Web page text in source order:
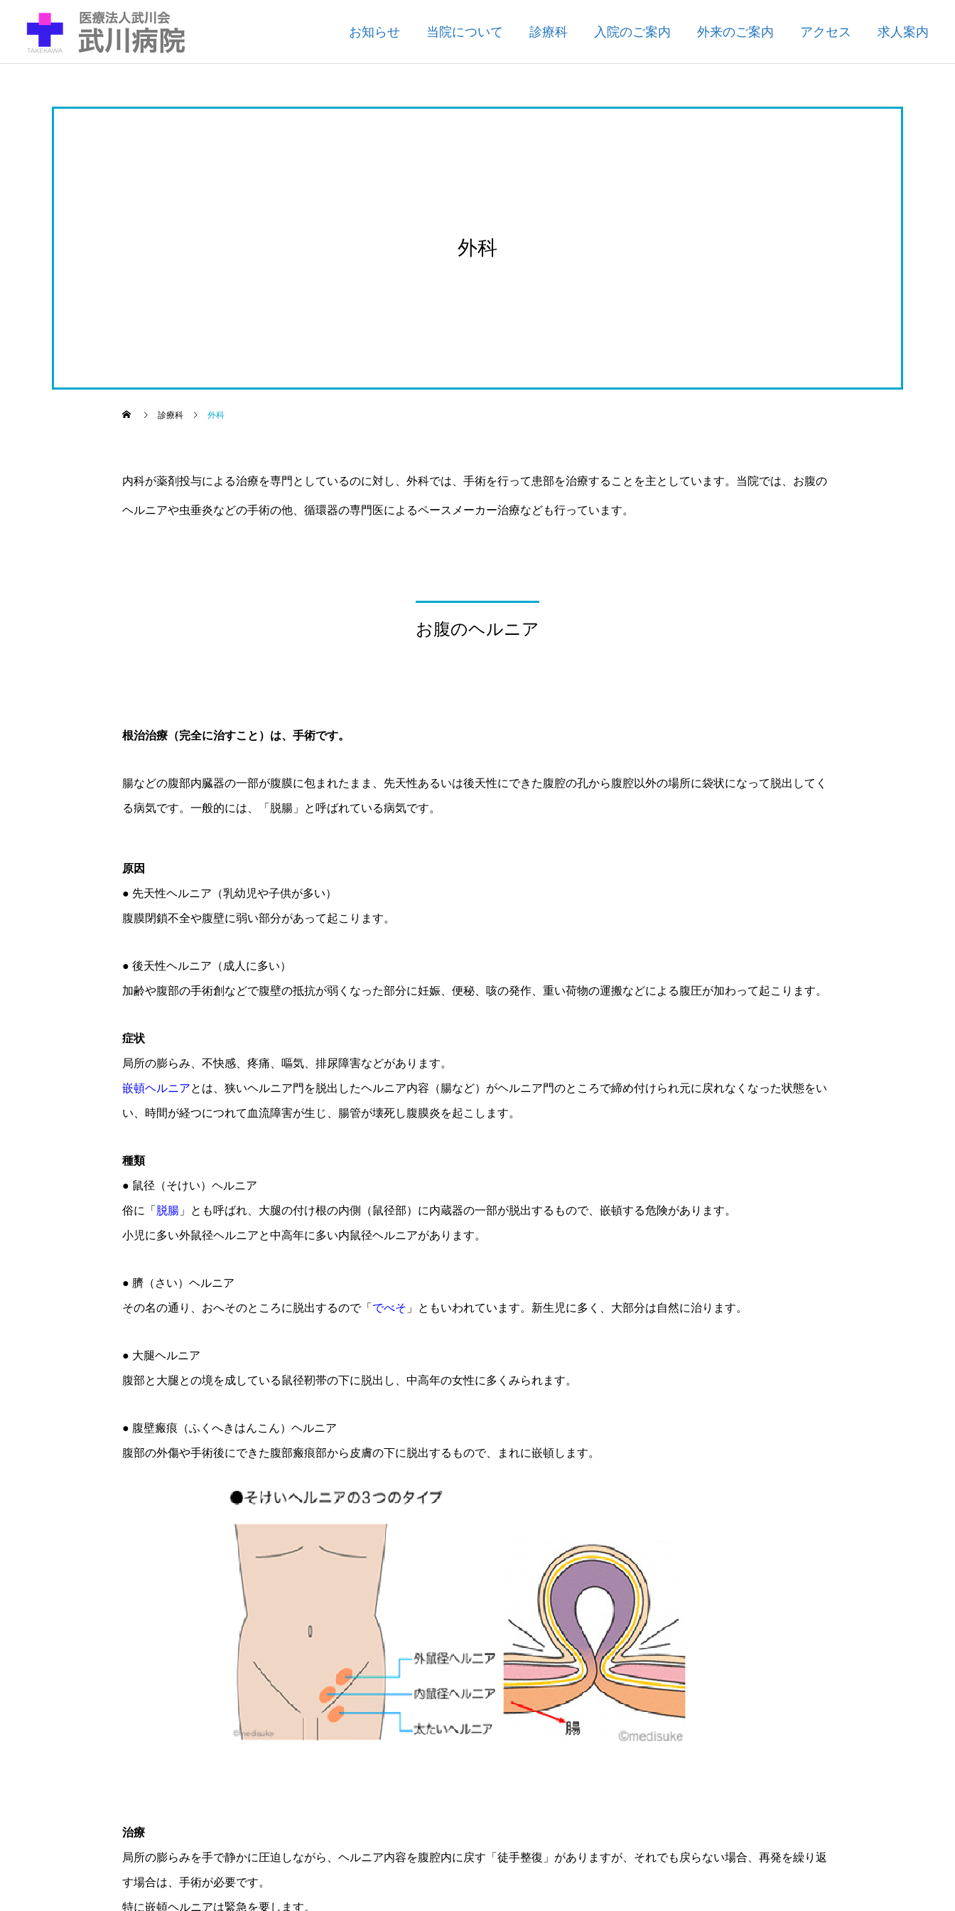
お知らせ 当院について 診療科 入院のご案内 外来のご案内 アクセス 求人案内
外科
診療科 外科
内科が薬剤投与による治療を専門としているのに対し、外科では、手術を行って患部を治療することを主としています。当院では、お腹の
ヘルニアや虫垂炎などの手術の他、循環器の専門医によるペースメーカー治療なども行っています。
お腹のヘルニア
根治治療（完全に治すこと）は、手術です。
腸などの腹部内臓器の一部が腹膜に包まれたまま、先天性あるいは後天性にできた腹腔の孔から腹腔以外の場所に袋状になって脱出してく
る病気です。一般的には、「脱腸」と呼ばれている病気です。
原因
● 先天性ヘルニア（乳幼児や子供が多い）
腹膜閉鎖不全や腹壁に弱い部分があって起こります。
● 後天性ヘルニア（成人に多い）
加齢や腹部の手術創などで腹壁の抵抗が弱くなった部分に妊娠、便秘、咳の発作、重い荷物の運搬などによる腹圧が加わって起こります。
症状
局所の膨らみ、不快感、疼痛、嘔気、排尿障害などがあります。
嵌頓ヘルニアとは、狭いヘルニア門を脱出したヘルニア内容（腸など）がヘルニア門のところで締め付けられ元に戻れなくなった状態をい
い、時間が経つにつれて血流障害が生じ、腸管が壊死し腹膜炎を起こします。
種類
● 鼠径（そけい）ヘルニア
俗に「 脱腸 」とも呼ばれ、大腿の付け根の内側（鼠径部）に内蔵器の一部が脱出するもので、嵌頓する危険があります。
小児に多い外鼠径ヘルニアと中高年に多い内鼠径ヘルニアがあります。
● 臍（さい）ヘルニア
その名の通り、おへそのところに脱出するので「 でべそ 」ともいわれています。新生児に多く、大部分は自然に治ります。
● 大腿ヘルニア
腹部と大腿との境を成している鼠径靭帯の下に脱出し、中高年の女性に多くみられます。
● 腹壁瘢痕（ふくへきはんこん）ヘルニア
腹部の外傷や手術後にできた腹部瘢痕部から皮膚の下に脱出するもので、まれに嵌頓します。
治療
局所の膨らみを手で静かに圧迫しながら、ヘルニア内容を腹腔内に戻す「徒手整復」がありますが、それでも戻らない場合、再発を繰り返
す場合は、手術が必要です。
特に嵌頓ヘルニアは緊急を要します。